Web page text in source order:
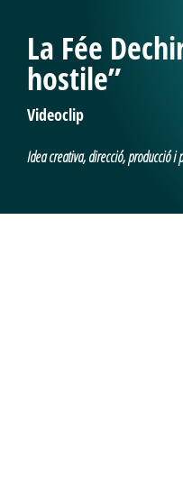
La Fée
hostile”
Videoclip
Idea creativa, direcció, producció i